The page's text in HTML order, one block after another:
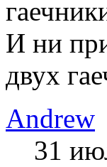
И ни
двух
Andrew
31